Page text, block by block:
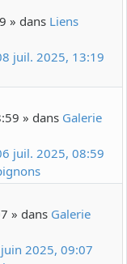
» dans Liens
juil. 2025, 13:19
» dans Galerie
juil. 2025, 08:59
» dans Galerie
2025, 09:07